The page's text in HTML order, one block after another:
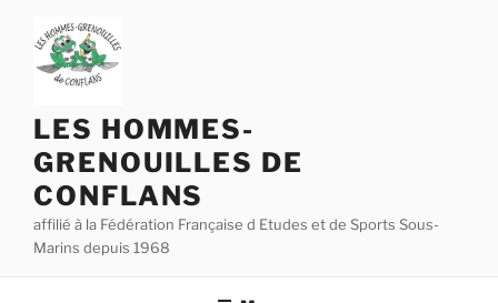
contenu
principal
LES HOMMES-
GRENOUILLES DE
CONFLANS
affilié à la Fédération Française d Etudes et de Sports Sous-
Marins depuis 1968